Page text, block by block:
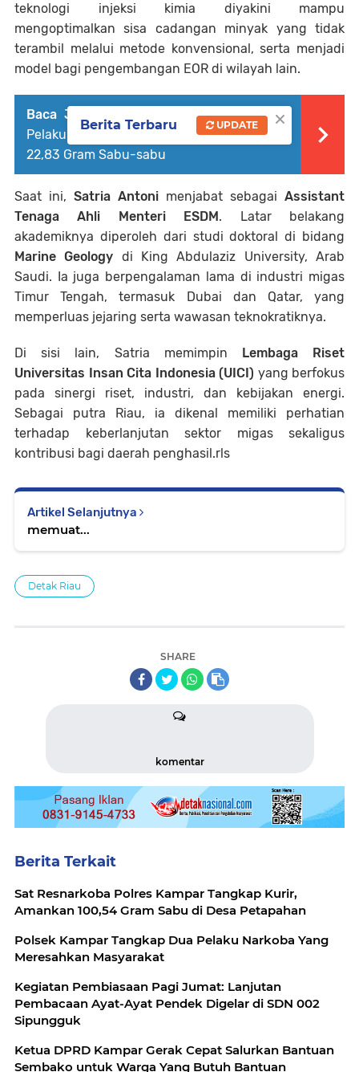
teknologi injeksi kimia diyakini mampu
mengoptimalkan sisa cadangan minyak yang tidak
terambil melalui metode konvensional, serta menjadi
model bagi pengembangan EOR di wilayah lain.
Baca Juga :
Polres Kampar Tangkap Dua
Pelaku Narkoba di Desa Intan Jaya, Sita
22,83 Gram Sabu-sabu
Saat ini, Satria Antoni menjabat sebagai Assistant
Tenaga Ahli Menteri ESDM . Latar belakang
akademiknya diperoleh dari studi doktoral di bidang
Marine Geology di King Abdulaziz University, Arab
Saudi. Ia juga berpengalaman lama di industri migas
Timur Tengah, termasuk Dubai dan Qatar, yang
memperluas jejaring serta wawasan teknokratiknya.
Di sisi lain, Satria memimpin
Lembaga Riset
Universitas Insan Cita Indonesia (UICI) yang berfokus
pada sinergi riset, industri, dan kebijakan energi.
Sebagai putra Riau, ia dikenal memiliki perhatian
terhadap keberlanjutan sektor migas sekaligus
kontribusi bagi daerah penghasil.rls
Artikel Selanjutnya
memuat...
Detak Riau
SHARE
komentar
Berita Terkait
Sat Resnarkoba Polres Kampar Tangkap Kurir,
Amankan 100,54 Gram Sabu di Desa Petapahan
Polsek Kampar Tangkap Dua Pelaku Narkoba Yang
Meresahkan Masyarakat
Kegiatan Pembiasaan Pagi Jumat: Lanjutan
Pembacaan Ayat-Ayat Pendek Digelar di SDN 002
Sipungguk
Ketua DPRD Kampar Gerak Cepat Salurkan Bantuan
Sembako untuk Warga Yang Butuh Bantuan
×
Berita Terbaru UPDATE